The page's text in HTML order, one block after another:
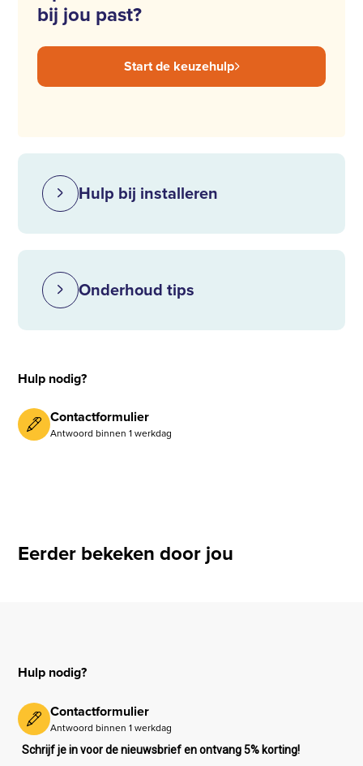
bij jou past?
Start de keuzehulp
Hulp bij installeren
Onderhoud tips
Hulp nodig?
Contactformulier
Antwoord binnen 1 werkdag
Eerder bekeken door jou
Hulp nodig?
Contactformulier
Antwoord binnen 1 werkdag
Schrijf je in voor de nieuwsbrief en ontvang 5% korting!